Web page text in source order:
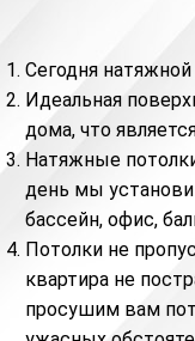
Сегодня
Идеальная
дома, что
Натяжные
день мы
бассейн,офис,
Потолки не
квартира не
просушим вам